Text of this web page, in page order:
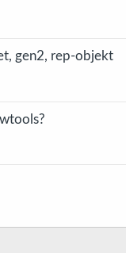
gen2, rep-objekt